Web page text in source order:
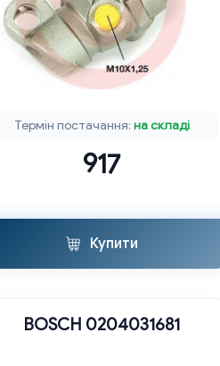
Термін постачання: на складі
917
Купити
BOSCH 0204031681